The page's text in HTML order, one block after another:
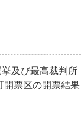
及び最高裁判所
開票区の開票結果